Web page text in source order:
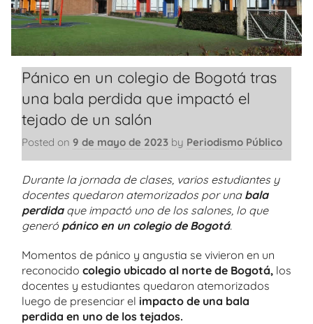
Pánico en un colegio de Bogotá tras
una bala perdida que impactó el
tejado de un salón
Posted on 9 de mayo de 2023 by Periodismo Público
Durante la jornada de clases, varios estudiantes y
docentes quedaron atemorizados por una bala
perdidaque impactó uno de los salones, lo que
generó pánico en un colegio de Bogotá.
Momentos de pánico y angustia se vivieron en un
reconocido colegio ubicado al norte de Bogotá, los
docentes y estudiantes quedaron atemorizados
luego de presenciar el impacto de una bala
perdida en uno de los tejados.